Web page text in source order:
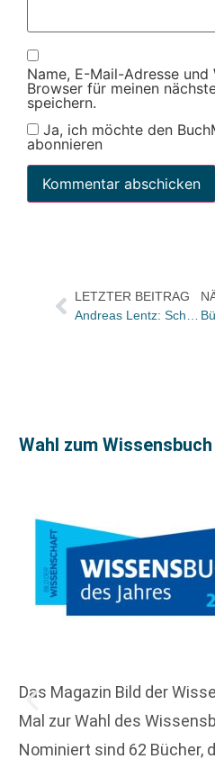
Name, E-Mail-Adresse und
Browser für meinen
speichern.
Ja, ich möchte den
abonnieren
LETZTER BEITRAG
Wahl zum
Das Magazin Bild der
Mal zur Wahl des
Nominiert sind 62 Bücher,